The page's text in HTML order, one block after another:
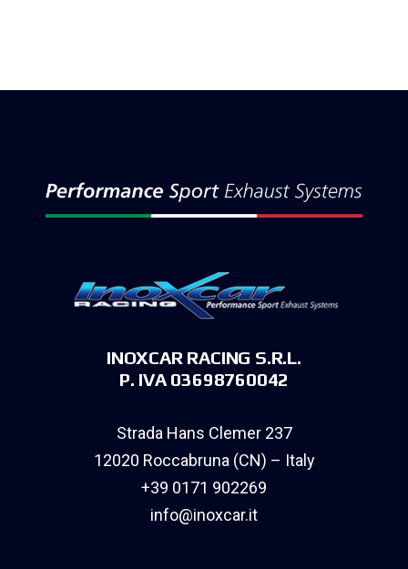
INOXCAR RACING S.R.L.
P. IVA 03698760042
Strada Hans Clemer 237
12020 Roccabruna (CN) – Italy
+39 0171 902269
info@inoxcar.it